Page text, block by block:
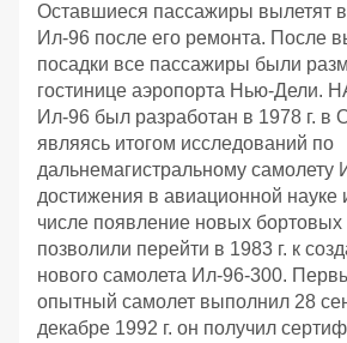
Оставшиеся пассажиры вылетят
Ил-96 после его ремонта. После
посадки все пассажиры были
гостинице аэропорта Нью-
Ил-96 был разработан в 1978 г.
являясь итогом исследований по
дальнемагистральному
достижения в авиационной науке
числе появление новых
позволили перейти в 1983 г. к
нового самолета Ил-96-300.
опытный самолет выполнил 28
декабре 1992 г. он получил